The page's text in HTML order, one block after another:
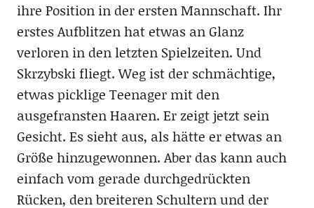
ihre Position in der ersten Mannschaft. Ihr
erstes Aufblitzen hat etwas an Glanz
verloren in den letzten Spielzeiten. Und
Skrzybski fliegt. Weg ist der schmächtige,
etwas picklige Teenager mit den
ausgefransten Haaren. Er zeigt jetzt sein
Gesicht. Es sieht aus, als hätte er etwas an
Größe hinzugewonnen. Aber das kann auch
einfach vom gerade durchgedrückten
Rücken, den breiteren Schultern und der